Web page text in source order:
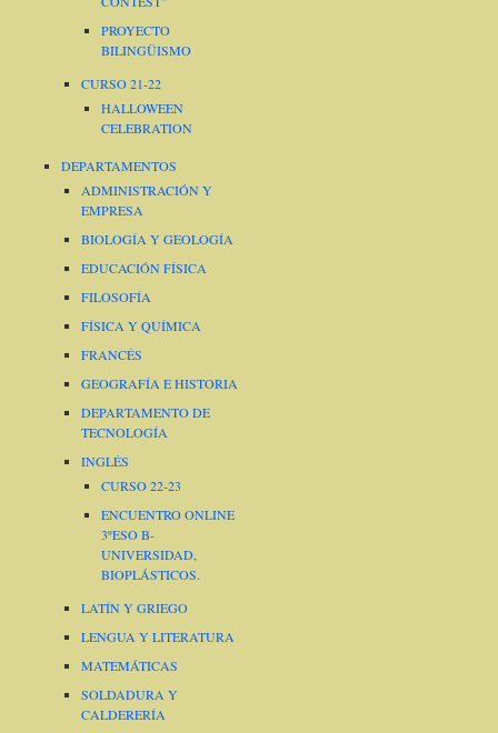
PROYECTO
BILINGÜISMO
CURSO 21-22
HALLOWEEN
CELEBRATION
DEPARTAMENTOS
ADMINISTRACIÓN Y
EMPRESA
BIOLOGÍA Y GEOLOGÍA
EDUCACIÓN FÍSICA
FILOSOFÍA
FÍSICA Y QUÍMICA
FRANCÉS
GEOGRAFÍA E HISTORIA
DEPARTAMENTO DE
TECNOLOGÍA
INGLÉS
CURSO 22-23
ENCUENTRO ONLINE
3ºESO B-
UNIVERSIDAD,
BIOPLÁSTICOS.
LATÍN Y GRIEGO
LENGUA Y LITERATURA
MATEMÁTICAS
SOLDADURA Y
CALDERERÍA